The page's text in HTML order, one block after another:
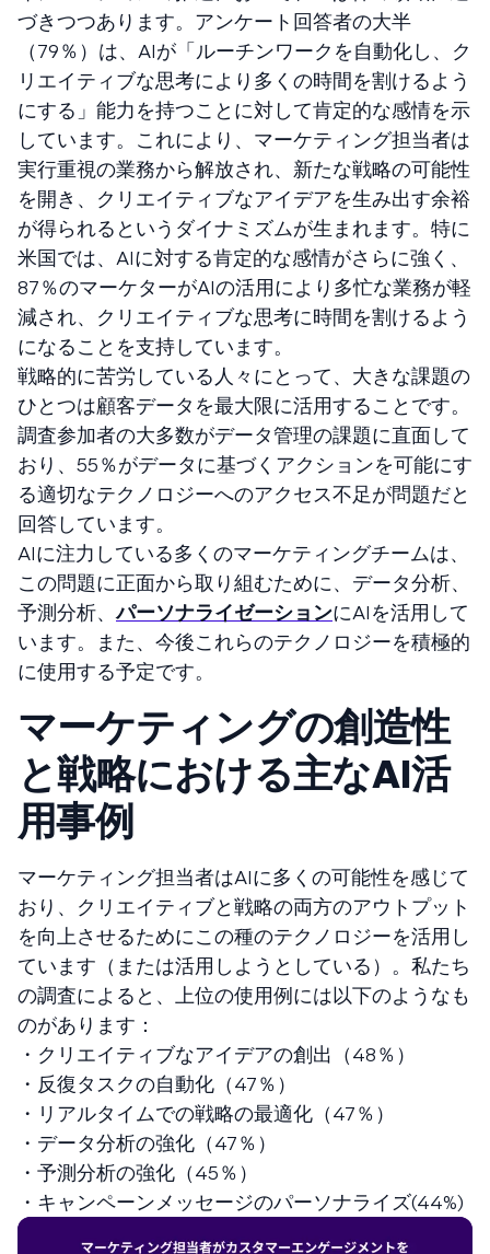
づきつつあります。アンケート回答者の大半
（79％）は、AIが「ルーチンワークを自動化し、ク
リエイティブな思考により多くの時間を割けるよう
にする」能力を持つことに対して肯定的な感情を示
しています。これにより、マーケティング担当者は
実行重視の業務から解放され、新たな戦略の可能性
を開き、クリエイティブなアイデアを生み出す余裕
が得られるというダイナミズムが生まれます。特に
米国では、AIに対する肯定的な感情がさらに強く、
87％のマーケターがAIの活用により多忙な業務が軽
減され、クリエイティブな思考に時間を割けるよう
になることを支持しています。
戦略的に苦労している人々にとって、大きな課題の
ひとつは顧客データを最大限に活用することです。
調査参加者の大多数がデータ管理の課題に直面して
おり、55％がデータに基づくアクションを可能にす
る適切なテクノロジーへのアクセス不足が問題だと
回答しています。
AIに注力している多くのマーケティングチームは、
この問題に正面から取り組むために、データ分析、
予測分析、パーソナライゼーションにAIを活用して
います。また、今後これらのテクノロジーを積極的
に使用する予定です。
マーケティングの創造性
と戦略における主なAI活
用事例
マーケティング担当者はAIに多くの可能性を感じて
おり、クリエイティブと戦略の両方のアウトプット
を向上させるためにこの種のテクノロジーを活用し
ています（または活用しようとしている）。私たち
の調査によると、上位の使用例には以下のようなも
のがあります：
・クリエイティブなアイデアの創出（48％）
・反復タスクの自動化（47％）
・リアルタイムでの戦略の最適化（47％）
・データ分析の強化（47％）
・予測分析の強化（45％）
・キャンペーンメッセージのパーソナライズ(44%)